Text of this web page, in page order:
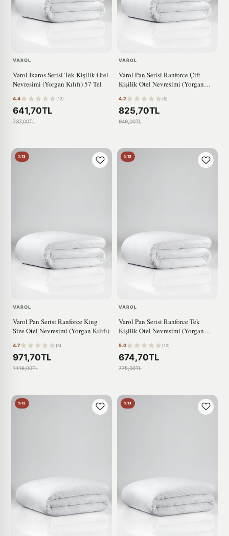
VAROL
Varol İkaros Serisi Tek Kişilik Otel
Nevresimi (Yorgan Kılıfı) 57 Tel
4.4 (12)
641,70TL
737,00TL
VAROL
Varol Pan Serisi Ranforce Çift
Kişilik Otel Nevresimi (Yorgan
4.2 (6)
825,70TL
949,00TL
%13
VAROL
Varol Pan Serisi Ranforce King
Size Otel Nevresimi (Yorgan Kılıfı)
4.7 (3)
971,70TL
1.116,00TL
%13
VAROL
Varol Pan Serisi Ranforce Tek
Kişilik Otel Nevresimi (Yorgan
5.0 (12)
674,70TL
775,00TL
%13 %13